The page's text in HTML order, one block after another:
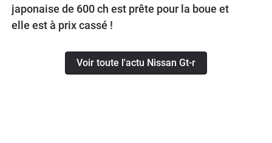
japonaise de 600 ch est prête pour la boue et
elle est à prix cassé !
Voir toute l'actu Nissan Gt-r